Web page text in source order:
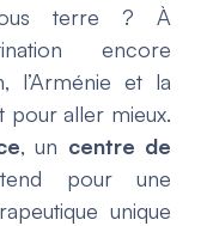
terre ? À
encore
l’Arménie et la
pour aller mieux.
, un centre de
pour une
unique